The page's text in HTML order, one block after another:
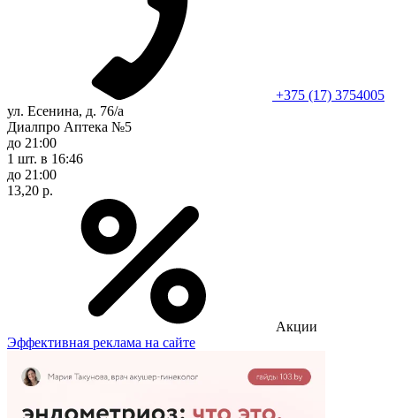
+375 (17) 3754005
ул. Есенина, д. 76/а
Диалпро Аптека №5
до 21:00
1 шт. в 16:46
до 21:00
13,20 р.
Акции
Эффективная реклама на сайте